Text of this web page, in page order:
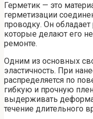
Герметик — это
герметизации
проводку. Он
которые делают его
ремонте.
Одним из основных
эластичность. При
распределяется по
гибкую и прочную
выдерживать
течение длительного